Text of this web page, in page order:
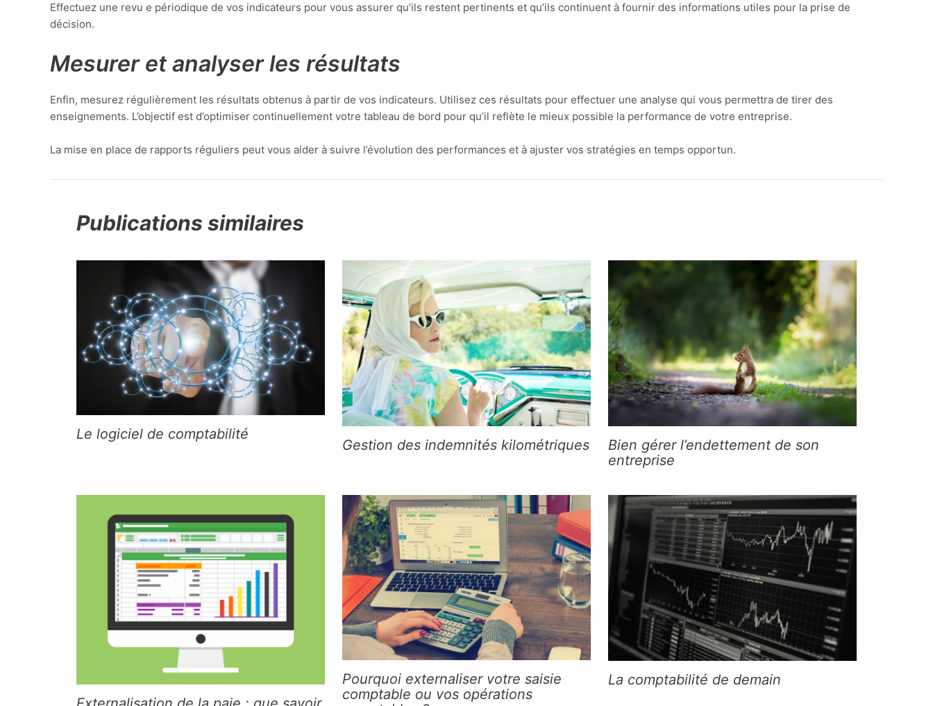
Effectuez une revu e périodique de vos indicateurs pour vous assurer qu’ils restent pertinents et qu’ils continuent à fournir des informations utiles pour la prise de
décision.
Mesurer et analyser les résultats
Enfin, mesurez régulièrement les résultats obtenus à partir de vos indicateurs. Utilisez ces résultats pour effectuer une analyse qui vous permettra de tirer des
enseignements. L’objectif est d’optimiser continuellement votre tableau de bord pour qu’il reflète le mieux possible la performance de votre entreprise.
La mise en place de rapports réguliers peut vous aider à suivre l’évolution des performances et à ajuster vos stratégies en temps opportun.
Publications similaires
Le logiciel de comptabilité
Gestion des indemnités kilométriques
Bien gérer l’endettement de son
entreprise
Pourquoi externaliser votre saisie
comptable ou vos opérations
La comptabilité de demain